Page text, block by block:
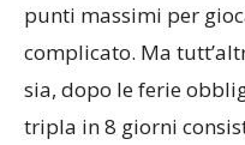
punti massimi per
complicato. Ma
sia, dopo le ferie
tripla in 8 giorni